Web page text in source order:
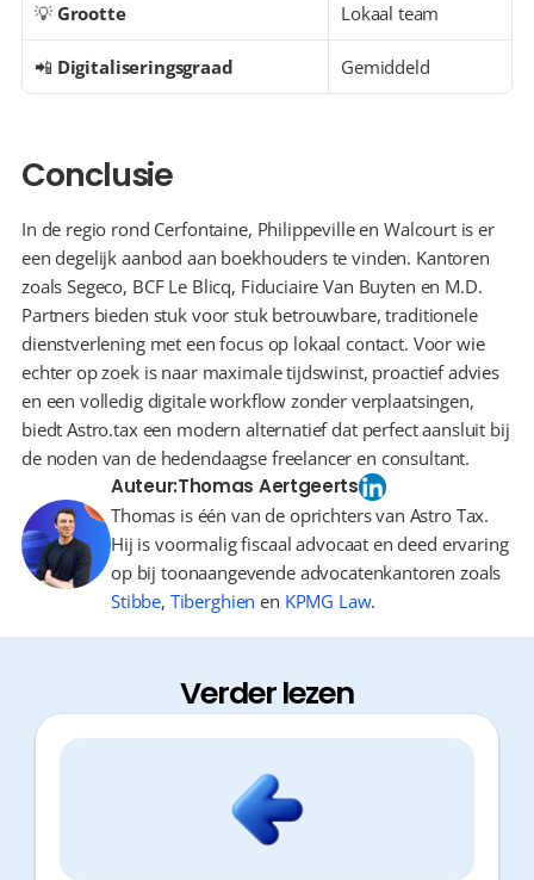
💡 Grootte Lokaal team
📲 Digitaliseringsgraad Gemiddeld
Conclusie
In de regio rond Cerfontaine, Philippeville en Walcourt is er
een degelijk aanbod aan boekhouders te vinden. Kantoren
zoals Segeco, BCF Le Blicq, Fiduciaire Van Buyten en M.D.
Partners bieden stuk voor stuk betrouwbare, traditionele
dienstverlening met een focus op lokaal contact. Voor wie
echter op zoek is naar maximale tijdswinst, proactief advies
en een volledig digitale workflow zonder verplaatsingen,
biedt Astro.tax een modern alternatief dat perfect aansluit bij
de noden van de hedendaagse freelancer en consultant.
Auteur:Thomas Aertgeerts
Thomas is één van de oprichters van Astro Tax.
Hij is voormalig fiscaal advocaat en deed ervaring
op bij toonaangevende advocatenkantoren zoals
Stibbe, Tiberghien en KPMG Law.
Verder lezen